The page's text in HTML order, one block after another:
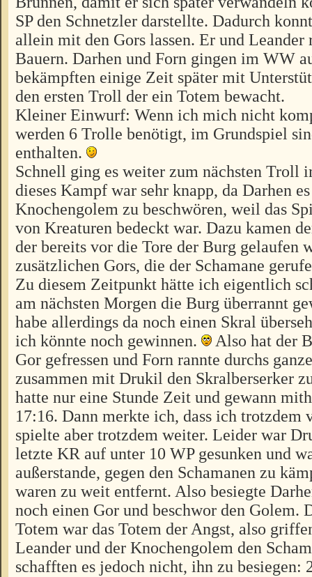
SP den Schnetzler darstellte. Dadurch
allein mit den Gors lassen. Er und Leander
Bauern. Darhen und Forn gingen im WW
bekämpften einige Zeit später mit
den ersten Troll der ein Totem bewacht.
Kleiner Einwurf: Wenn ich mich nicht
werden 6 Trolle benötigt, im Grundspiel
enthalten.
Schnell ging es weiter zum nächsten Troll
dieses Kampf war sehr knapp, da Darhen
Knochengolem zu beschwören, weil das
von Kreaturen bedeckt war. Dazu kamen
der bereits vor die Tore der Burg gelaufen
zusätzlichen Gors, die der Schamane
Zu diesem Zeitpunkt hätte ich eigentlich
am nächsten Morgen die Burg überrannt
habe allerdings da noch einen Skral
ich könnte noch gewinnen.
Also hat der
Gor gefressen und Forn rannte durchs
zusammen mit Drukil den Skralberserker
hatte nur eine Stunde Zeit und gewann
17:16. Dann merkte ich, dass ich trotzdem
spielte aber trotzdem weiter. Leider war
letzte KR auf unter 10 WP gesunken und
außerstande, gegen den Schamanen zu
waren zu weit entfernt. Also besiegte
noch einen Gor und beschwor den Golem.
Totem war das Totem der Angst, also
Leander und der Knochengolem den
schafften es jedoch nicht, ihn zu besiegen: